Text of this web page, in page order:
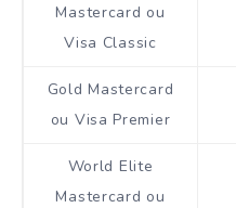
Mastercard ou
Visa Classic
Gold Mastercard
ou Visa Premier
World Elite
Mastercard ou